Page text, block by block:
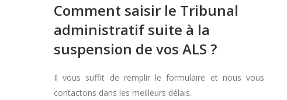
Comment saisir le Tribunal
administratif suite à la
suspension de vos ALS ?
Il vous suffit de remplir le formulaire et nous vous
contactons dans les meilleurs délais.